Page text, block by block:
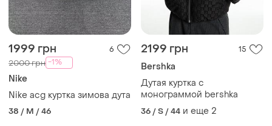
1999 грн 6
2000 грн -1%
Nike
Nike acg куртка зимова дута
38 / M / 46
2199 грн 15
Bershka
Дутая куртка с
монограммой bershka
36 / S / 44 и еще 2